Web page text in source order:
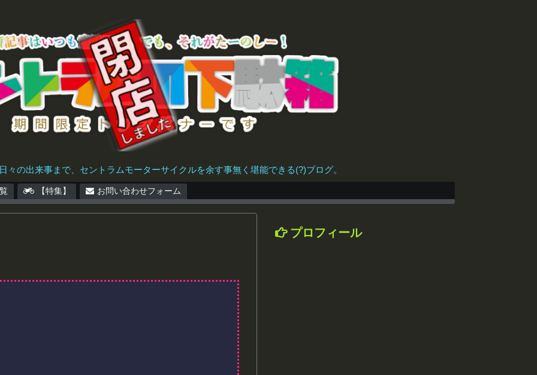
々の出来事まで、セントラムモーターサイクルを余す事無く堪能できる(?)ブログ。
【特集】 お問い合わせフォーム
プロフィール